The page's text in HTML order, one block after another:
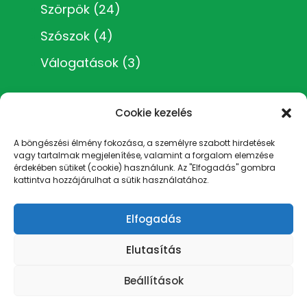
Cookie kezelés
A böngészési élmény fokozása, a személyre szabott hirdetések
vagy tartalmak megjelenítése, valamint a forgalom elemzése
érdekében sütiket (cookie) használunk. Az "Elfogadás" gombra
kattintva hozzájárulhat a sütik használatához.
Elfogadás
Elutasítás
Beállítások
Szörpök (24)
Szószok (4)
Válogatások (3)
Impresszum
Általános Szerződési Feltételek
Adatvédelmi irányelvek
Rólam
Cookie Policy (EU)